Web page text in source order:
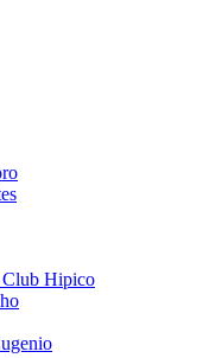
Club Hipico